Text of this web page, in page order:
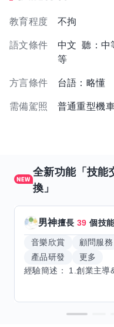
教育程度 不拘
語文條件
中文 聽：中
等
方言條件 台語：略懂
需備駕照 普通重型機
全新功能「技能
換」
男神擅長39 個技
音樂欣賞 顧問服務
產品研發
更多